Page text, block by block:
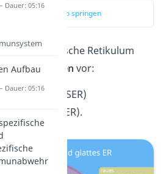
zum Video springen
Retikulum
inzwei Formen vor:
glatte ER
(SER)
(RER).
Dauer: 05:16
Aufbau
Dauer: 05:16